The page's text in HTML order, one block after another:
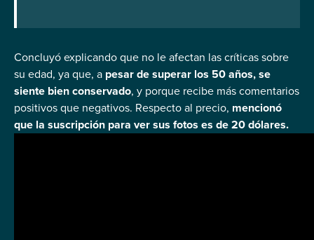
Concluyó explicando que no le afectan las críticas sobre
su edad, ya que, a pesar de superar los 50 años, se
siente bien conservado, y porque recibe más comentarios
positivos que negativos. Respecto al precio, mencionó
que la suscripción para ver sus fotos es de 20 dólares.